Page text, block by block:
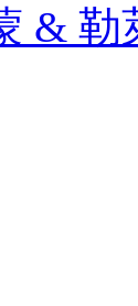
& 勒